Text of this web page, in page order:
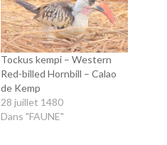
Tockus kempi – Western
Red-billed Hornbill – Calao
de Kemp
28 juillet 1480
Dans "FAUNE"